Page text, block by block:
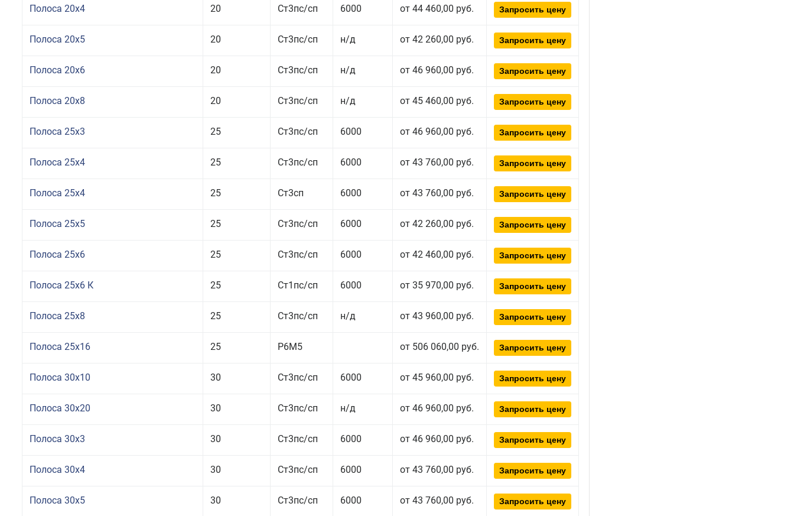
Полоса 20x4 20 Ст3пс/сп 6000 от 44 460,00 руб. Запросить цену
Полоса 20x5 20 Ст3пс/сп н/д от 42 260,00 руб. Запросить цену
Полоса 20x6 20 Ст3пс/сп н/д от 46 960,00 руб. Запросить цену
Полоса 20x8 20 Ст3пс/сп н/д от 45 460,00 руб. Запросить цену
Полоса 25x3 25 Ст3пс/сп 6000 от 46 960,00 руб. Запросить цену
Полоса 25x4 25 Ст3пс/сп 6000 от 43 760,00 руб. Запросить цену
Полоса 25x4 25 Ст3сп 6000 от 43 760,00 руб. Запросить цену
Полоса 25x5 25 Ст3пс/сп 6000 от 42 260,00 руб. Запросить цену
Полоса 25x6 25 Ст3пс/сп 6000 от 42 460,00 руб. Запросить цену
Полоса 25x6 К 25 Ст1пс/сп 6000 от 35 970,00 руб. Запросить цену
Полоса 25x8 25 Ст3пс/сп н/д от 43 960,00 руб. Запросить цену
Полоса 25x16 25 Р6М5 от 506 060,00 руб. Запросить цену
Полоса 30x10 30 Ст3пс/сп 6000 от 45 960,00 руб. Запросить цену
Полоса 30x20 30 Ст3пс/сп н/д от 46 960,00 руб. Запросить цену
Полоса 30x3 30 Ст3пс/сп 6000 от 46 960,00 руб. Запросить цену
Полоса 30x4 30 Ст3пс/сп 6000 от 43 760,00 руб. Запросить цену
Полоса 30x5 30 Ст3пс/сп 6000 от 43 760,00 руб. Запросить цену